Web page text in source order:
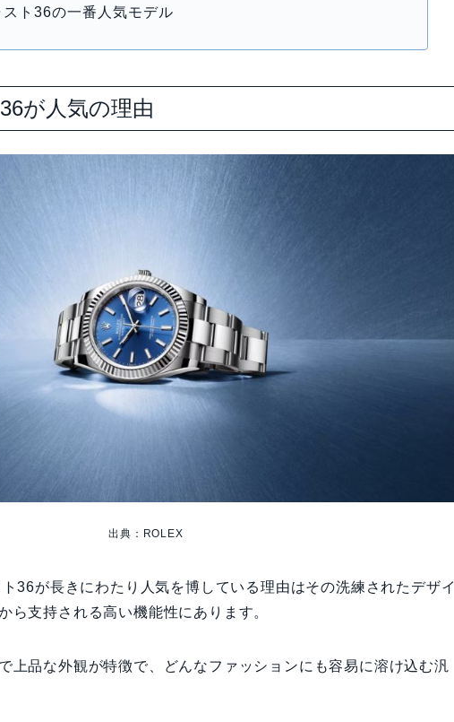
スト36の一番人気モデル
が人気の理由
出典：ROLEX
36が長きにわたり人気を博している理由はその洗練されたデザイ
ら支持される高い機能性にあります。
上品な外観が特徴で、どんなファッションにも容易に溶け込む汎